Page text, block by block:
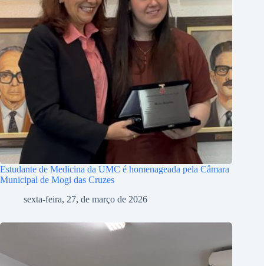
Estudante de Medicina da UMC é homenageada pela Câmara
Municipal de Mogi das Cruzes
sexta-feira, 27, de março de 2026